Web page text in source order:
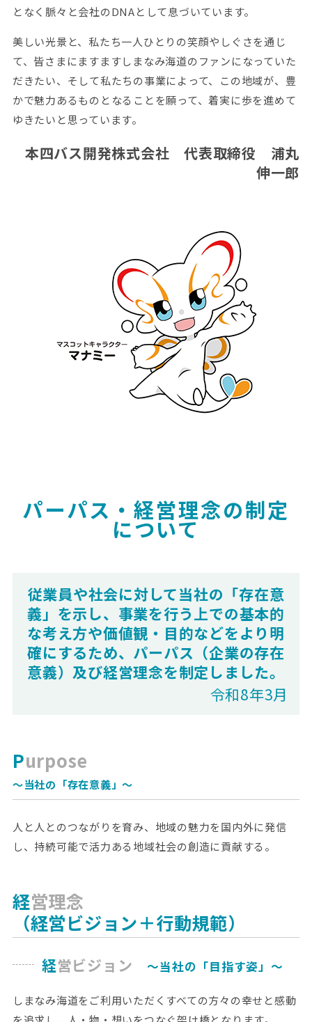
となく脈々と会社のDNAとして息づいています。
美しい光景と、私たち一人ひとりの笑顔やしぐさを通じ
て、皆さまにますますしまなみ海道のファンになっていた
だきたい、そして私たちの事業によって、この地域が、豊
かで魅力あるものとなることを願って、着実に歩を進めて
ゆきたいと思っています。
本四バス開発株式会社 代表取締役 浦丸
伸一郎
パーパス・経営理念の制定
について
従業員や社会に対して当社の「存在意
義」を示し、事業を行う上での基本的
な考え方や価値観・目的などをより明
確にするため、パーパス（企業の存在
意義）及び経営理念を制定しました。
令和8年3月
Purpose
～当社の「存在意義」～
人と人とのつながりを育み、地域の魅力を国内外に発信
し、持続可能で活力ある地域社会の創造に貢献する。
経営理念
（経営ビジョン＋行動規範）
経営ビジョン ～当社の「目指す姿」～
しまなみ海道をご利用いただくすべての方々の幸せと感動